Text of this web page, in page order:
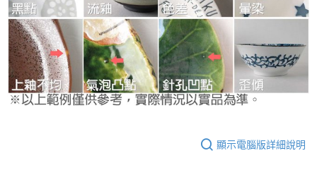
顯示電腦版詳細說明